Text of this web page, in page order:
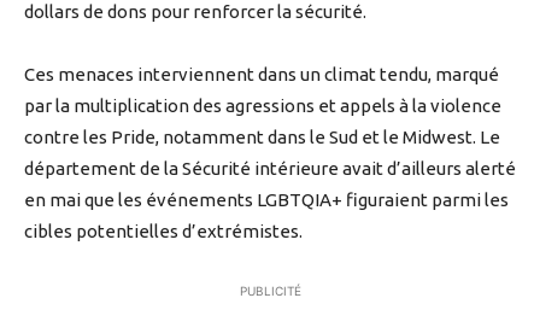
dollars de dons pour renforcer la sécurité.
Ces menaces interviennent dans un climat tendu, marqué
par la multiplication des agressions et appels à la violence
contre les Pride, notamment dans le Sud et le Midwest. Le
département de la Sécurité intérieure avait d’ailleurs alerté
en mai que les événements LGBTQIA+ figuraient parmi les
cibles potentielles d’extrémistes.
PUBLICITÉ